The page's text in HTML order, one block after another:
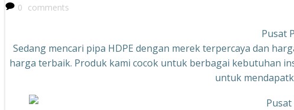
0 comments
Pusat
Sedang mencari pipa HDPE dengan merek terpercaya dan
harga terbaik. Produk kami cocok untuk berbagai kebutuhan
untuk